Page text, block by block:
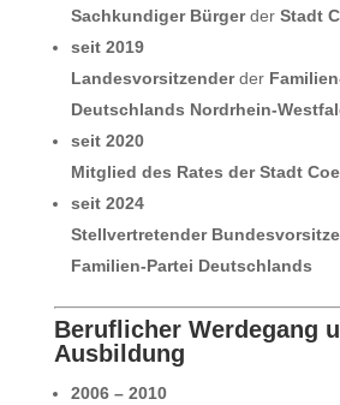
Sachkundiger Bürgerder Stadt
seit 2019
Landesvorsitzenderder
Deutschlands Nordrhein-
seit 2020
Mitglied des Rates der Stadt
seit 2024
Stellvertretender
Familien-Partei Deutschlands
Beruflicher Werdegang
Ausbildung
2006 – 2010